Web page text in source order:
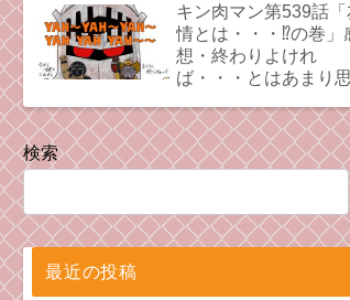
キン肉マン第539話「
情とは・・・⁉︎の巻」
想・終わりよけれ
ば・・・とはあまり
検索
最近の投稿